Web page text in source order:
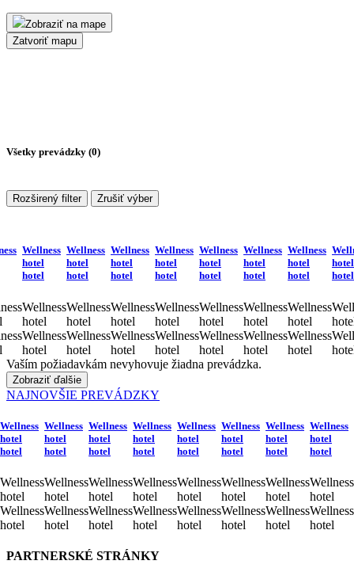
Zobraziť na mape
Zatvoriť mapu
Všetky prevádzky (0)
Rozširený filter Zrušiť výber
Wellness
hotel
hotel
Wellness
hotel
Wellness
hotel
Wellness
hotel
hotel
Wellness
hotel
Wellness
hotel
Wellness
hotel
hotel
Wellness
hotel
Wellness
hotel
Wellness
hotel
hotel
Wellness
hotel
Wellness
hotel
Wellness
hotel
hotel
Wellness
hotel
Wellness
hotel
Wellness
hotel
hotel
Wellness
hotel
Wellness
hotel
Wellness
hotel
hotel
Wellness
hotel
Wellness
hotel
hotel
hotel
Vaším požiadavkám nevyhovuje žiadna prevádzka.
Zobraziť ďalšie
NAJNOVŠIE PREVÁDZKY
Wellness
hotel
hotel
Wellness
hotel
Wellness
hotel
Wellness
hotel
hotel
Wellness
hotel
Wellness
hotel
Wellness
hotel
hotel
Wellness
hotel
Wellness
hotel
Wellness
hotel
hotel
Wellness
hotel
Wellness
hotel
Wellness
hotel
hotel
Wellness
hotel
Wellness
hotel
Wellness
hotel
hotel
Wellness
hotel
Wellness
hotel
Wellness
hotel
hotel
Wellness
hotel
Wellness
hotel
Wellness
hotel
hotel
Wellness
hotel
Wellness
hotel
PARTNERSKÉ STRÁNKY